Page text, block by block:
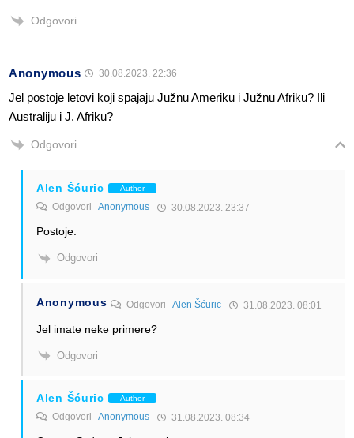
Odgovori
Anonymous 30.08.2023. 22:36
Jel postoje letovi koji spajaju Južnu Ameriku i Južnu Afriku? Ili
Australiju i J. Afriku?
Odgovori
Alen Šćuric Author
Odgovori Anonymous 30.08.2023. 23:37
Postoje.
Odgovori
Anonymous OdgovoriAlen Šćuric 31.08.2023. 08:01
Jel imate neke primere?
Odgovori
Alen Šćuric Author
Odgovori Anonymous 31.08.2023. 08:34